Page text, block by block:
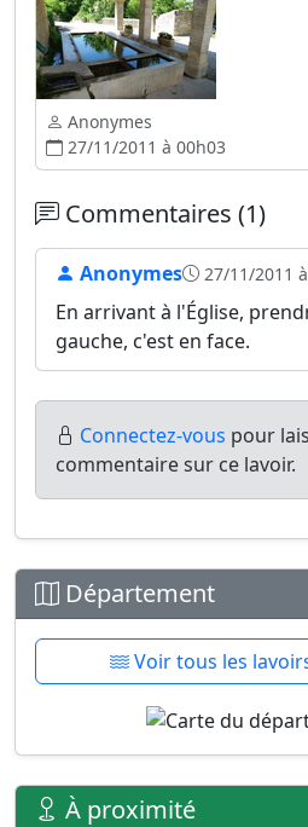
Anonymes
27/11/2011 à 00h03
Commentaires (1)
Anonymes 27/11/2011
En arrivant à l'Église,
gauche, c'est en face.
Connectez-vous pour
commentaire sur ce lavoir.
Département
Voir tous les
À proximité